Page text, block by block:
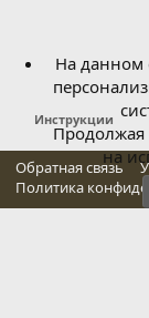
Инструкции
Обратная связь
Политика
На данном
Продолжая
на